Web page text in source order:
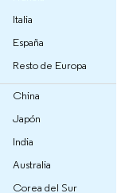
Italia
España
Resto de Europa
China
Japón
India
Australia
Corea del Sur